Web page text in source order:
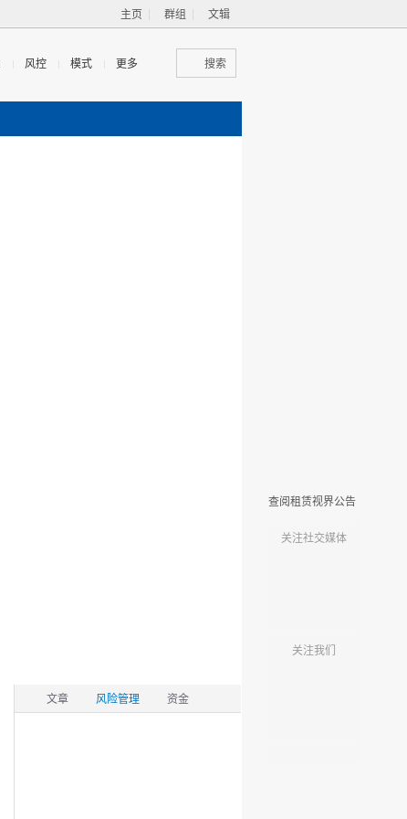
主页 群组 文辑
搜索
风控 模式 更多
文章 风险管理 资金
查阅租赁视界公告
关注社交媒体
关注我们